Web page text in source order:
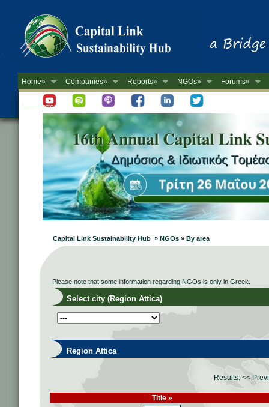
Home» Companies» Reports» NGOs» Forums»
Newsletter
Capital Link Sustainability Hub » NGOs » By area
Please note that some information regarding NGOs is only in Greek.
Select city (Region Attica)
Region Attica
Results: <<
Title »